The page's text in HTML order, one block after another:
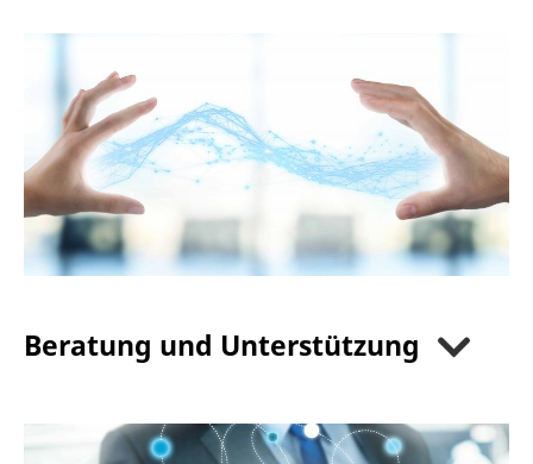
Beratung und Unterstützung